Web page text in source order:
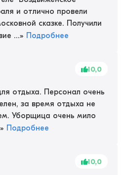
и отлично провели
сказке. Получили
...» Подробнее
10,0
отдыха. Персонал очень
за время отдыха не
Уборщица очень мило
» Подробнее
10,0